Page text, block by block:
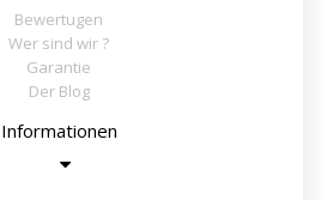
Bewertugen
Wer sind wir ?
Garantie
Der Blog
Informationen